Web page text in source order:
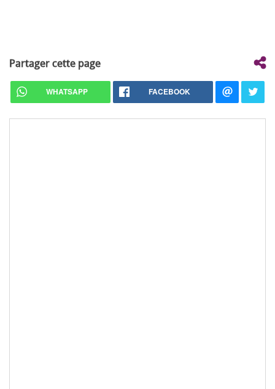
Partager cette page
WHATSAPP FACEBOOK